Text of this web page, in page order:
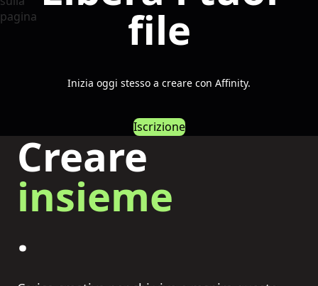
file
Inizia oggi stesso a creare con Affinity.
Iscrizione
Creare
insieme
.